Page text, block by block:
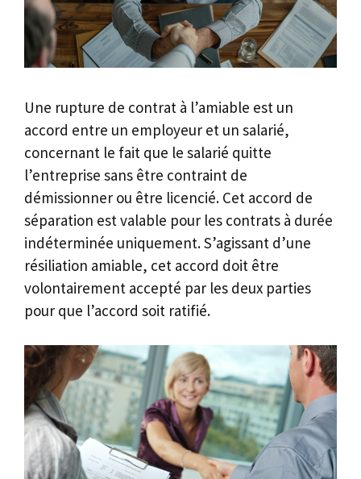
Une rupture de contrat à l’amiable est un
accord entre un employeur et un salarié,
concernant le fait que le salarié quitte
l’entreprise sans être contraint de
démissionner ou être licencié. Cet accord de
séparation est valable pour les contrats à durée
indéterminée uniquement. S’agissant d’une
résiliation amiable, cet accord doit être
volontairement accepté par les deux parties
pour que l’accord soit ratifié.